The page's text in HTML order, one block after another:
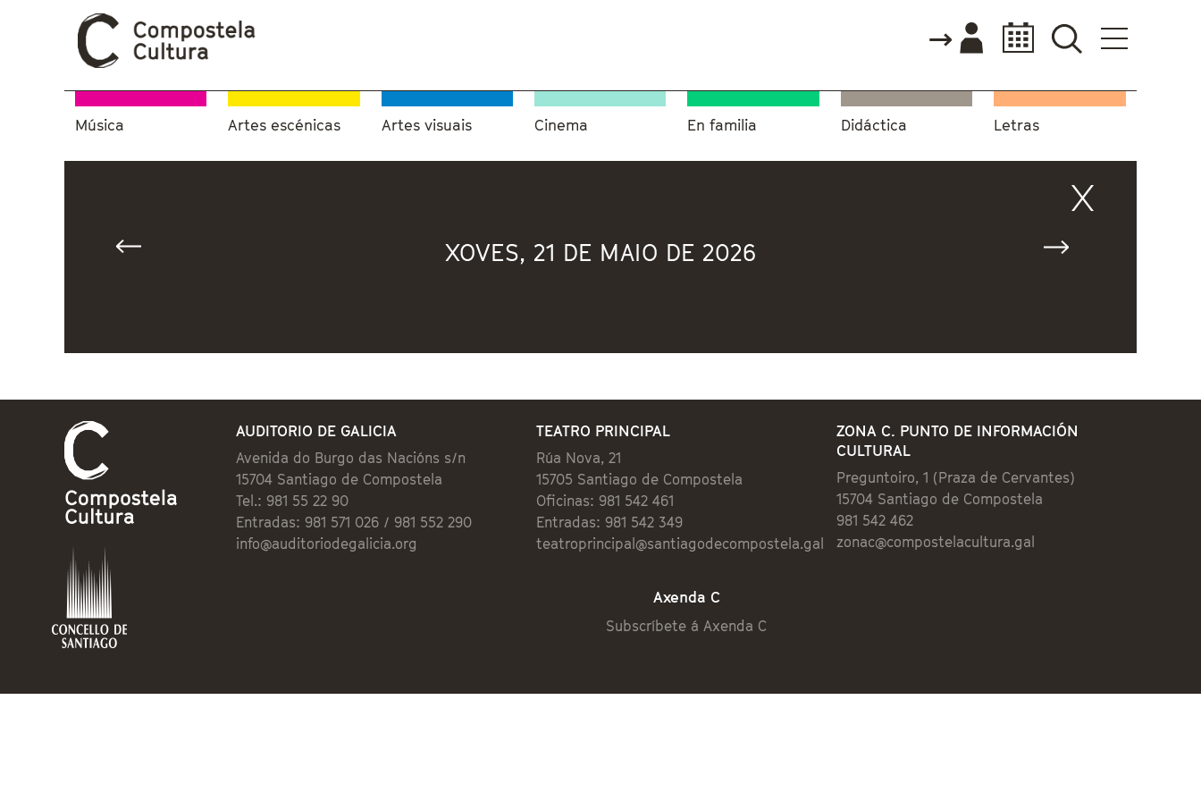
Música Artes escénicas Artes visuais Cinema En familia Didáctica Letras
XOVES, 21 DE MAIO DE 2026
AUDITORIO DE GALICIA
Avenida do Burgo das Nacións s/n
15704 Santiago de Compostela
Tel.: 981 55 22 90
Entradas: 981 571 026 / 981 552 290
info@auditoriodegalicia.org
TEATRO PRINCIPAL
Rúa Nova, 21
15705 Santiago de Compostela
Oficinas: 981 542 461
Entradas: 981 542 349
teatroprincipal@santiagodecompostela.gal
ZONA C. PUNTO DE INFORMACIÓN
CULTURAL
Preguntoiro, 1 (Praza de Cervantes)
15704 Santiago de Compostela
981 542 462
zonac@compostelacultura.gal
Axenda C
Subscríbete á Axenda C